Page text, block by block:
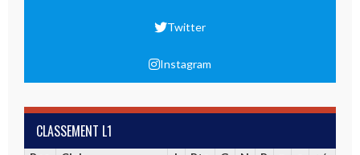
Twitter
Instagram
CLASSEMENT L1